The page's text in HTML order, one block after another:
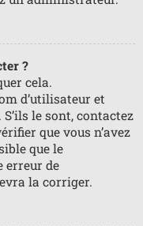
?
cela.
d’utilisateur et
le sont, contactez
que vous n’avez
que le
erreur de
la corriger.